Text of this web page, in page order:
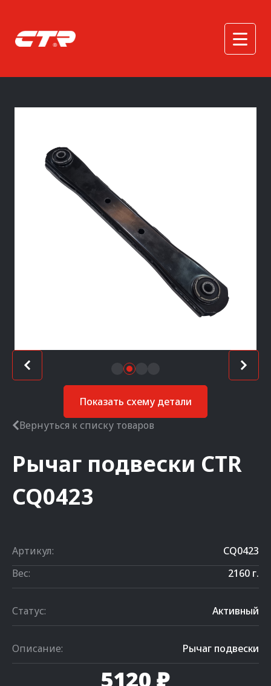
Показать схему детали
Вернуться к списку товаров
Рычаг подвески CTR
CQ0423
Артикул:
CQ0423
Вес:
2160 г.
Статус: Активный
Описание: Рычаг подвески
5120 ₽